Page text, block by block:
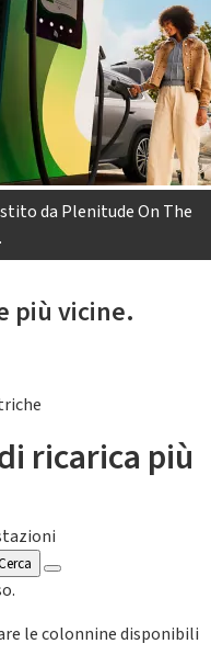
da Plenitude On The
più vicine.
ricarica più
le colonnine disponibili